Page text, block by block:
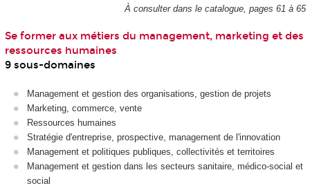
À consulter dans le catalogue, pages 61 à 65
Se former aux métiers du management, marketing et des
ressources humaines
9 sous-domaines
Management et gestion des organisations, gestion de projets
Marketing, commerce, vente
Ressources humaines
Stratégie d'entreprise, prospective, management de l'innovation
Management et politiques publiques, collectivités et territoires
Management et gestion dans les secteurs sanitaire, médico-social et
social